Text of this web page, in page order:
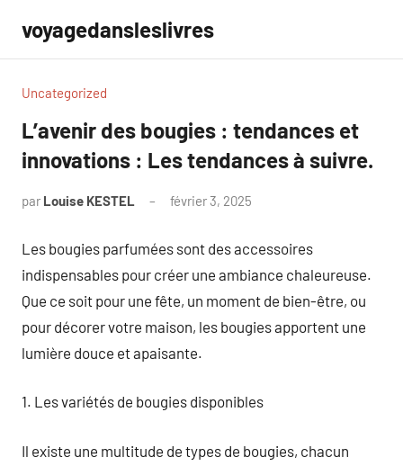
contenu
voyagedansleslivres
Uncategorized
L’avenir des bougies : tendances et
innovations : Les tendances à suivre.
par Louise KESTEL février 3, 2025
Les bougies parfumées sont des accessoires
indispensables pour créer une ambiance chaleureuse.
Que ce soit pour une fête, un moment de bien-être, ou
pour décorer votre maison, les bougies apportent une
lumière douce et apaisante.
1. Les variétés de bougies disponibles
Il existe une multitude de types de bougies, chacun